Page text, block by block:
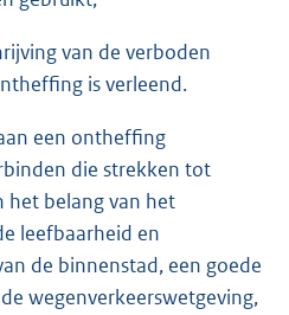
van de verboden
is verleend.
een ontheffing
die strekken tot
het belang van het
leefbaarheid en
de binnenstad, een goede
wegenverkeerswetgeving,